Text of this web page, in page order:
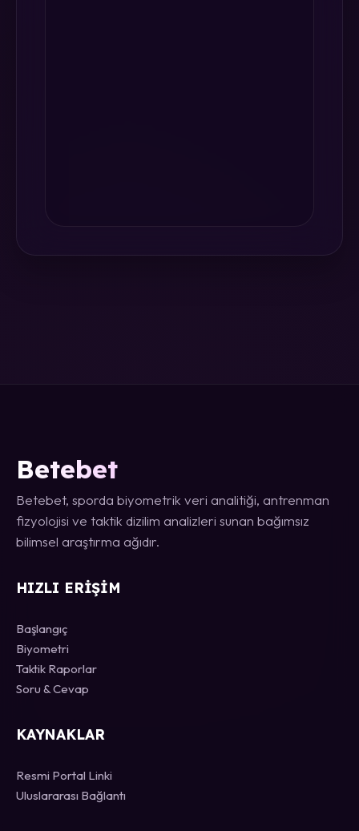
Betebet
Betebet, sporda biyometrik veri analitiği, antrenman
fizyolojisi ve taktik dizilim analizleri sunan bağımsız
bilimsel araştırma ağıdır.
HIZLI ERIŞIM
Başlangıç
Biyometri
Taktik Raporlar
Soru & Cevap
KAYNAKLAR
Resmi Portal Linki
Uluslararası Bağlantı